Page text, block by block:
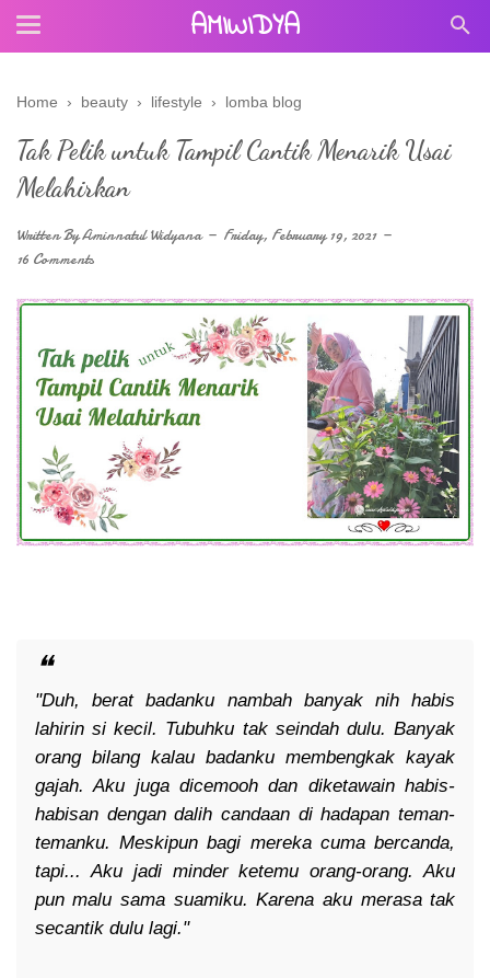
AMIWIDYA
Home › beauty › lifestyle › lomba blog
Tak Pelik untuk Tampil Cantik Menarik Usai
Melahirkan
Written ByAminnatul Widyana
Friday, February 19, 2021
16 Comments
"Duh, berat badanku nambah banyak nih habis
lahirin si kecil. Tubuhku tak seindah dulu. Banyak
orang bilang kalau badanku membengkak kayak
gajah. Aku juga dicemooh dan diketawain habis-
habisan dengan dalih candaan di hadapan teman-
temanku. Meskipun bagi mereka cuma bercanda,
tapi... Aku jadi minder ketemu orang-orang. Aku
pun malu sama suamiku. Karena aku merasa tak
secantik dulu lagi."